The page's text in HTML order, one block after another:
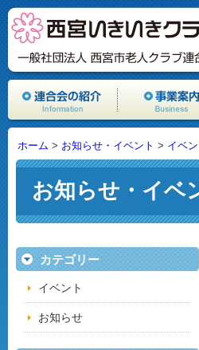
ホーム > お知らせ・イベント > イベン
お知らせ・イベ
カテゴリー
イベント
お知らせ